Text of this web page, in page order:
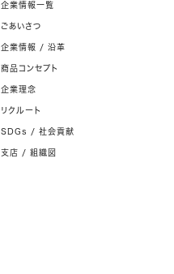
企業情報一覧
ごあいさつ
企業情報 / 沿革
商品コンセプト
企業理念
リクルート
SDGs / 社会貢献
支店 / 組織図